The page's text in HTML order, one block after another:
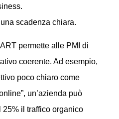
scadenza chiara.
permette alle PMI di
coerente. Ad esempio,
poco chiaro come
un’azienda può
25% il traffico organico